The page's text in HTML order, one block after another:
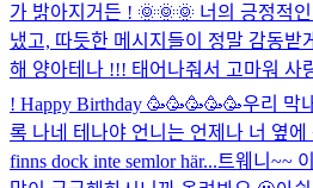
가 밝아지거든 ! 🌞🌞🌞 너의 긍정적
냈고, 따듯한 메시지들이 정말 감동
해 양아테나 !!! 태어나줘서 고마워 사
! Happy Birthday 🥳🥳🥳🥳🥳우리 막
록 나네 테나야 언니는 언제나 너 옆
finns dock inte semlor här...트웨니~~